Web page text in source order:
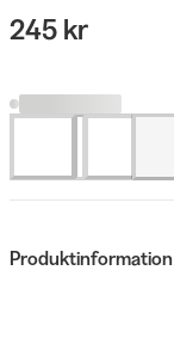
245 kr
Produktinformation